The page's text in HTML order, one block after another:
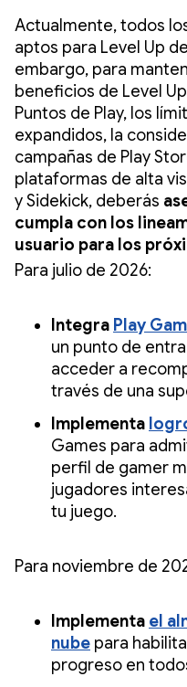
Actualmente, todos
aptos para Level Up
embargo, para
beneficios de Level
Puntos de Play, los
expandidos, la
campañas de Play
plataformas de alta
y Sidekick, deberás
cumpla con los
usuario para los
Para julio de 2026:
Integra Play
un punto de
acceder a
través de una
Implementa
Games para
perfil de gamer
jugadores
tu juego.
Para noviembre de
Implementa el
nube para
progreso en